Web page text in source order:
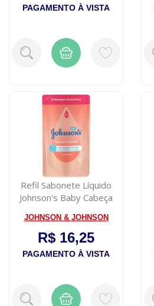
PAGAMENTO À VISTA
Refil Sabonete Líquido
Johnson's Baby Cabeça
JOHNSON & JOHNSON
R$ 16,25
PAGAMENTO À VISTA